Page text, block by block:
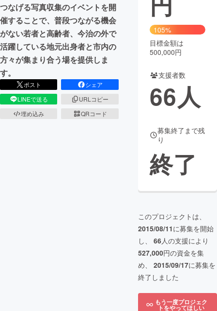
CAMPFIRE for Social Good
CAMPFIRE Creation
CAMPFIREふるさと納税
コミュニティ
つなげる写真収集のイベントを開
催することで、普段つながる機会
がない若者と高齢者、今治の外で
活躍している地元出身者と市内の
方々が集まり合う場を提供しま
す。
ポスト
シェア
LINEで送る
URLコピー
埋め込み
QRコード
105%
目標金額は
500,000円
支援者数
66人
募集終了まで残
り
終了
このプロジェクトは、
2015/08/11に募集を開始
し、 66人の支援により
527,000円の資金を集
め、 2015/09/17に募集を
終了しました
もう一度プロジェク
トをやってほしい